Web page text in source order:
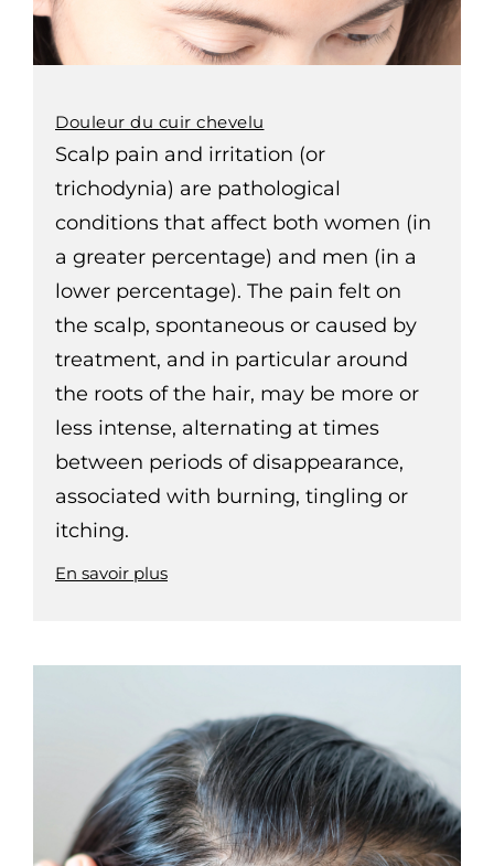
Douleur du cuir chevelu
Scalp pain and irritation (or
trichodynia) are pathological
conditions that affect both women (in
a greater percentage) and men (in a
lower percentage). The pain felt on
the scalp, spontaneous or caused by
treatment, and in particular around
the roots of the hair, may be more or
less intense, alternating at times
between periods of disappearance,
associated with burning, tingling or
itching.
En savoir plus